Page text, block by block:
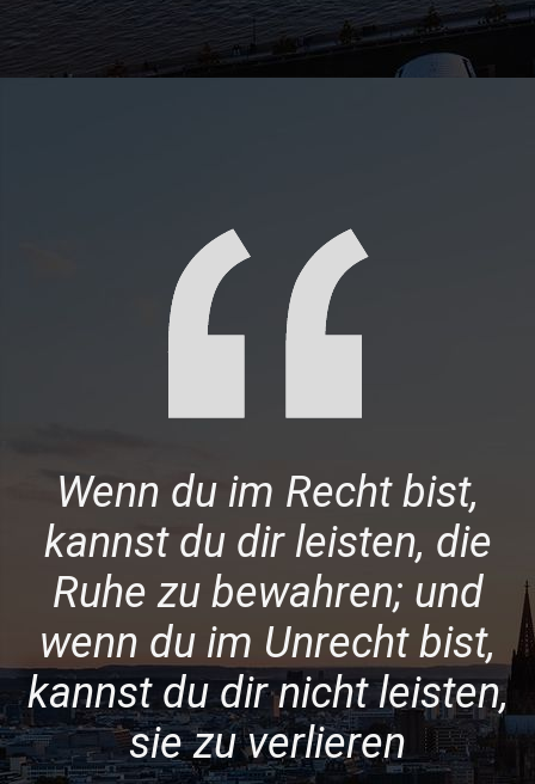
Wenn du im Recht bist,
kannst du dir leisten, die
Ruhe zu bewahren; und
wenn du im Unrecht bist,
kannst du dir nicht leisten,
sie zu verlieren